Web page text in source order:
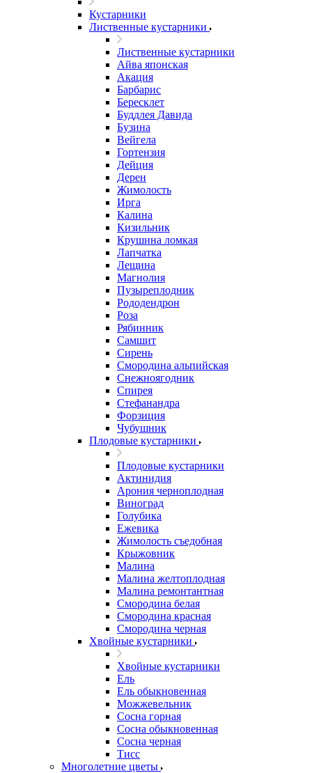
Кустарники
Лиственные кустарники
Лиственные кустарники
Айва японская
Акация
Барбарис
Бересклет
Буддлея Давида
Бузина
Вейгела
Гортензия
Дейция
Дерен
Жимолость
Ирга
Калина
Кизильник
Крушина ломкая
Лапчатка
Лещина
Магнолия
Пузыреплодник
Рододендрон
Роза
Рябинник
Самшит
Сирень
Смородина альпийская
Снежноягодник
Спирея
Стефанандра
Форзиция
Чубушник
Плодовые кустарники
Плодовые кустарники
Актинидия
Арония черноплодная
Виноград
Голубика
Ежевика
Жимолость съедобная
Крыжовник
Малина
Малина желтоплодная
Малина ремонтантная
Смородина белая
Смородина красная
Смородина черная
Хвойные кустарники
Хвойные кустарники
Ель
Ель обыкновенная
Можжевельник
Сосна горная
Сосна обыкновенная
Сосна черная
Тисс
Многолетние цветы